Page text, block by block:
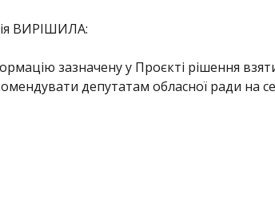
ВИРІШИЛА:
зазначену у Проєкті рішення
депутатам обласної ради на